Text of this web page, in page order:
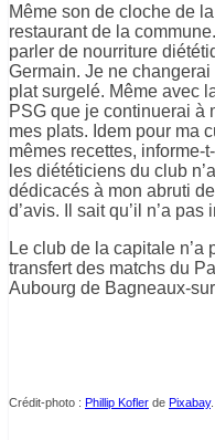
Même son de cloche de
restaurant de la
parler de nourriture
Germain. Je ne changerai
plat surgelé. Même avec
PSG que je continuerai à
mes plats. Idem pour ma
mêmes recettes, informe-
les diététiciens du club
dédicacés à mon abruti
d’avis. Il sait qu’il n’a pas
Le club de la capitale
transfert des matchs du
Aubourg de Bagneaux-
Crédit-photo : Phillip Kofler de Pixabay.